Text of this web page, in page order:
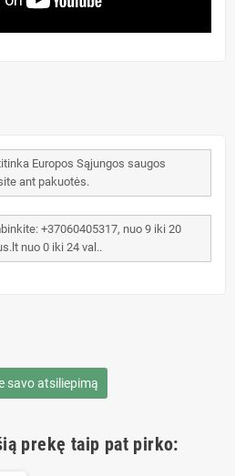
Europos Sąjungos saugos
ant pakuotės.
+37060405317, nuo 9 iki 20
nuo 0 iki 24 val..
savo atsiliepimą
prekę taip pat pirko: